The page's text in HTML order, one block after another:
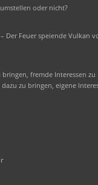
oder nicht?
Der Feuer speiende Vulkan
fremde Interessen zu
zu bringen, eigene